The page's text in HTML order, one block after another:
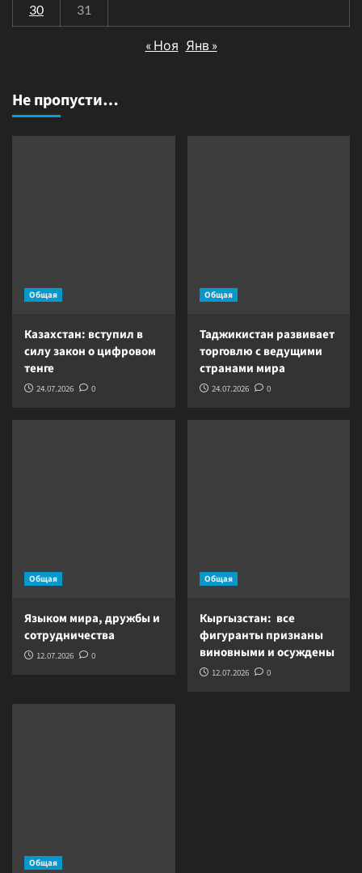
30 31
« Ноя Янв »
Не пропусти…
Общая
Казахстан: вступил в
силу закон о цифровом
тенге
24.07.2026 0
Общая
Таджикистан развивает
торговлю с ведущими
странами мира
24.07.2026 0
Общая
Языком мира, дружбы и
сотрудничества
12.07.2026 0
Общая
Кыргызстан: все
фигуранты признаны
виновными и осуждены
12.07.2026 0
Общая